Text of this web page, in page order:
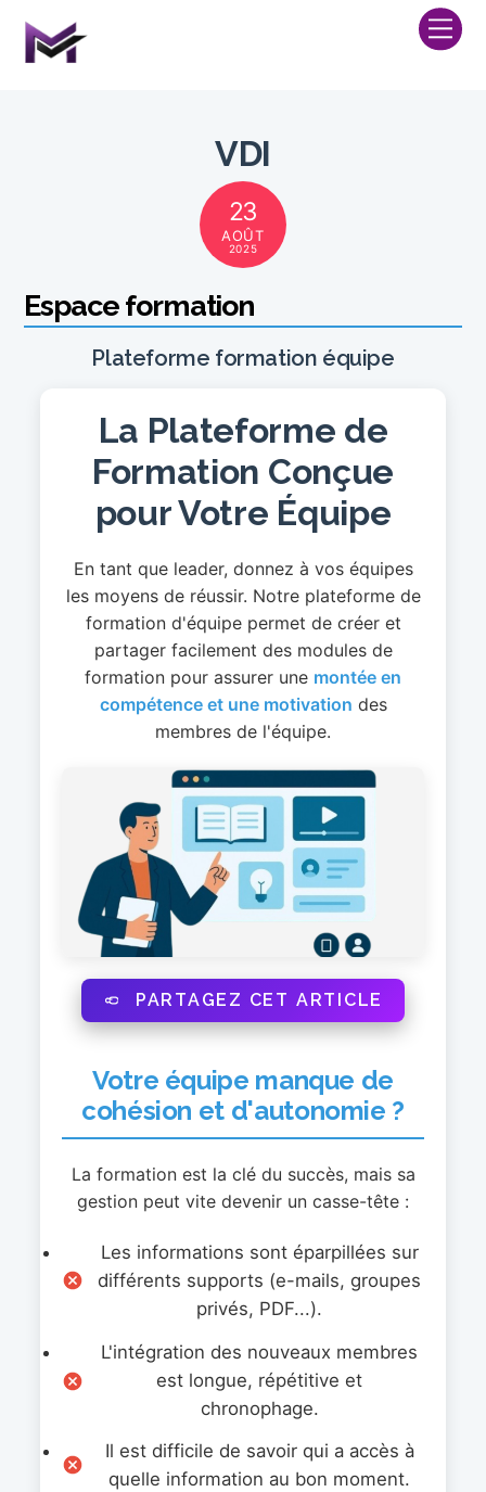
content
VDI
23
AOÛT
2025
Espace formation
Plateforme formation équipe
La Plateforme de
Formation Conçue
pour Votre Équipe
En tant que leader, donnez à vos équipes
les moyens de réussir. Notre plateforme de
formation d'équipe permet de créer et
partager facilement des modules de
formation pour assurer une montée en
compétence et une motivation des
membres de l'équipe.
PARTAGEZ CET ARTICLE
Votre équipe manque de
cohésion et d'autonomie ?
La formation est la clé du succès, mais sa
gestion peut vite devenir un casse-tête :
Les informations sont éparpillées sur
différents supports (e-mails, groupes
privés, PDF...).
L'intégration des nouveaux membres
est longue, répétitive et
chronophage.
Il est difficile de savoir qui a accès à
quelle information au bon moment.